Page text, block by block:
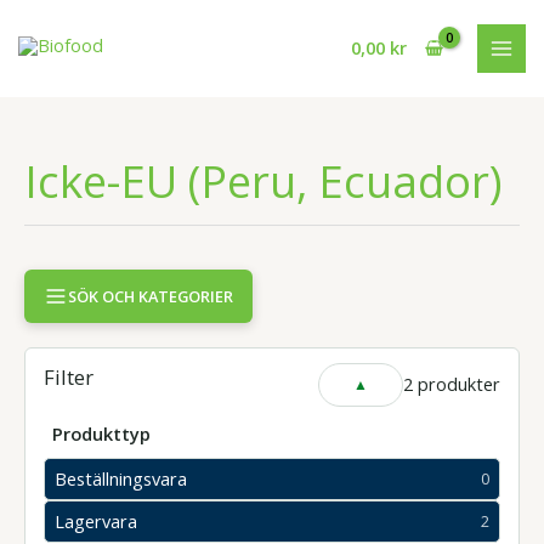
0,00 kr
Icke-EU (Peru, Ecuador)
SÖK OCH KATEGORIER
Filter VISA
ELLER
2 produkter
Produkttyp
Beställningsvara
0
0
produkter
Lagervara 2
2